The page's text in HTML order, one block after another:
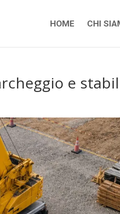
HOME CHI
e